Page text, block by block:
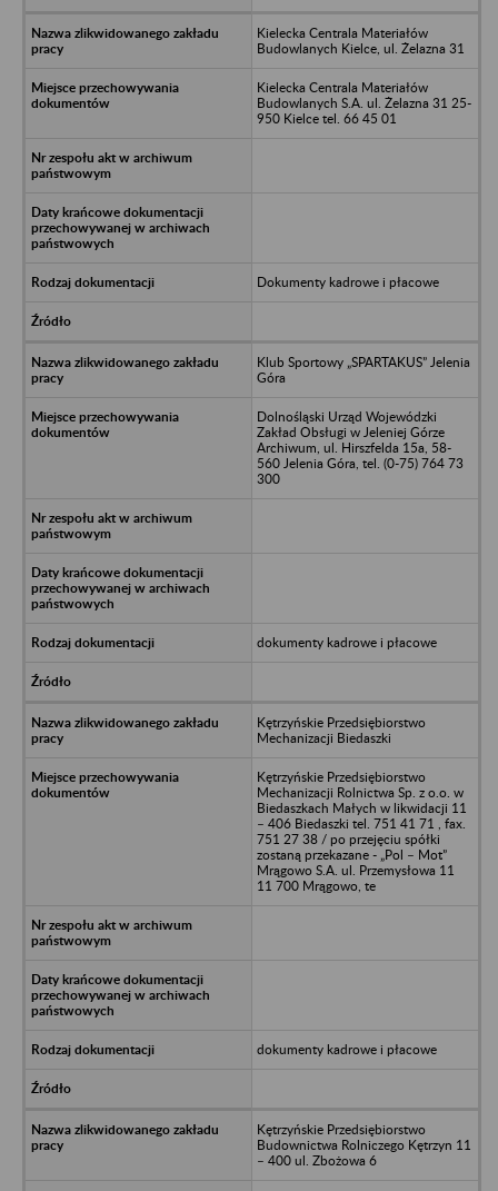
Kielecka Centrala Materiałów
Budowlanych Kielce, ul. Żelazna 31
Kielecka Centrala Materiałów
Budowlanych S.A. ul. Żelazna 31 25-
950 Kielce tel. 66 45 01
Dokumenty kadrowe i płacowe
Klub Sportowy „SPARTAKUS” Jelenia
Góra
Dolnośląski Urząd Wojewódzki
Zakład Obsługi w Jeleniej Górze
Archiwum, ul. Hirszfelda 15a, 58-
560 Jelenia Góra, tel. (0-75) 764 73
300
dokumenty kadrowe i płacowe
Kętrzyńskie Przedsiębiorstwo
Mechanizacji Biedaszki
Kętrzyńskie Przedsiębiorstwo
Mechanizacji Rolnictwa Sp. z o.o. w
Biedaszkach Małych w likwidacji 11
– 406 Biedaszki tel. 751 41 71 , fax.
751 27 38 / po przejęciu spółki
zostaną przekazane - „Pol – Mot”
Mrągowo S.A. ul. Przemysłowa 11
11 700 Mrągowo, te
dokumenty kadrowe i płacowe
Kętrzyńskie Przedsiębiorstwo
Budownictwa Rolniczego Kętrzyn 11
– 400 ul. Zbożowa 6